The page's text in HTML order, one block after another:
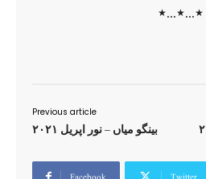
٭…٭…٭
Previous article
بینگو میاں – نور اپریل ۲۰۲۱